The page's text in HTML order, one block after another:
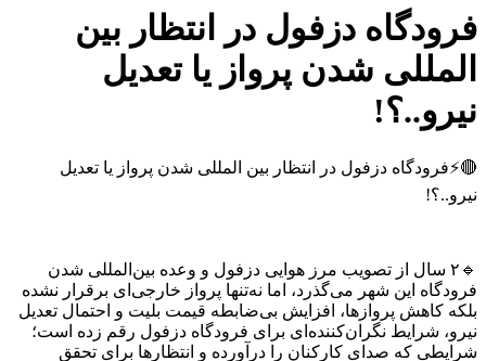
دزفول در انتظار بین
شدن پرواز یا تعدیل
دزفول در انتظار بین المللی شدن پرواز یا تعدیل
سال از تصویب مرز هوایی دزفول و وعده بین‌المللی شدن
این شهر می‌گذرد، اما نه‌تنها پرواز خارجی‌ای برقرار نشده
کاهش پروازها، افزایش بی‌ضابطه قیمت بلیت و احتمال تعدیل
شرایط نگران‌کننده‌ای برای فرودگاه دزفول رقم زده است؛
که صدای کارکنان را درآورده و انتظارها برای تحقق